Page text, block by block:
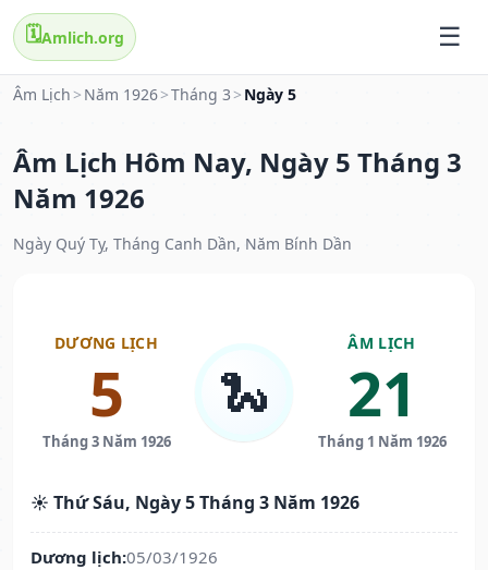
🗓️Amlich.org
Âm Lịch > Năm 1926>Tháng 3 > Ngày 5
Âm Lịch Hôm Nay, Ngày 5 Tháng 3
Năm 1926
Ngày Quý Tỵ, Tháng Canh Dần, Năm Bính Dần
DƯƠNG LỊCH
5
Tháng 3 Năm 1926
🐍
ÂM LỊCH
21
Tháng 1 Năm 1926
☀️ Thứ Sáu, Ngày 5 Tháng 3 Năm 1926
Dương lịch:05/03/1926